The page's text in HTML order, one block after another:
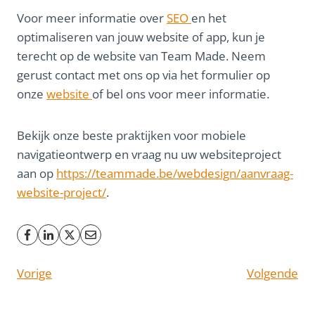
Voor meer informatie overSEO en het
optimaliseren van jouw website of app, kun je
terecht op de website van Team Made. Neem
gerust contact met ons op via het formulier op
onze website of bel ons voor meer informatie.
Bekijk onze beste praktijken voor mobiele
navigatieontwerp en vraag nu uw websiteproject
aan op https://teammade.be/webdesign/aanvraag-
website-project/.
Vorige Volgende